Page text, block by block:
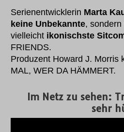
Serienentwicklerin Marta
keine Unbekannte,
vielleicht ikonischste
FRIENDS.
Produzent Howard J. Morris
MAL, WER DA HÄMMERT.
Im Netz zu sehen:
sehr